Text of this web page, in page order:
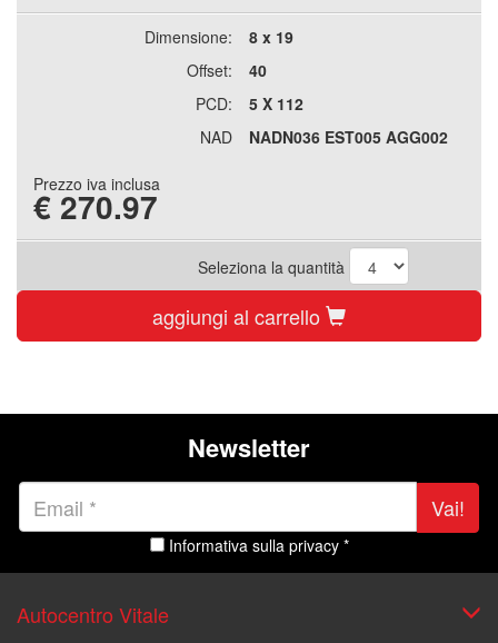
Dimensione:
8 x 19
Offset:
40
PCD:
5 X 112
NAD
NADN036 EST005 AGG002
Prezzo iva inclusa
€ 270.97
Seleziona la quantità
aggiungi al carrello
Newsletter
Vai!
Informativa sulla privacy *
Autocentro Vitale